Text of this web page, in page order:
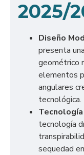
2025/
Diseño
presenta
geométrico
elementos
angulares
tecnológica.
tecnología
sequedad